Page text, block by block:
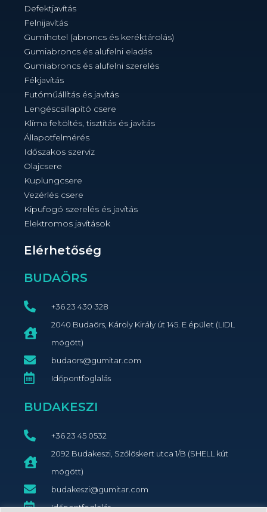
Defektjavítás
Felnijavítás
Gumihotel (abroncs és keréktárolás)
Gumiabroncs és alufelni eladás
Gumiabroncs és alufelni szerelés
Fékjavítás
Futóműállítás és javítás
Lengéscsillapító csere
Klíma feltöltés, tisztítás és javítás
Állapotfelmérés
Időszakos szerviz
Olajcsere
Kuplungcsere
Vezérlés csere
Kipufogó szerelés és javítás
Elektromos javítások
Elérhetőség
BUDAÖRS
+36 23 430 328
2040 Budaörs, Károly Király út 145. E épület (LIDL
mögött)
budaors@gumitar.com
Időpontfoglalás
BUDAKESZI
+36 23 45 0532
2092 Budakeszi, Szőlöskert utca 1/B (SHELL kút
mögött)
budakeszi@gumitar.com
Időpontfoglalás